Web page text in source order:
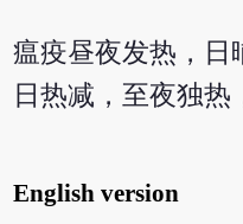
瘟疫昼夜发热，日
日热减，至夜独热
English version